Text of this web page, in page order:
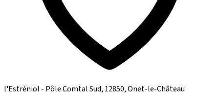
l'Estréniol - Pôle Comtal Sud, 12850, Onet-le-Château